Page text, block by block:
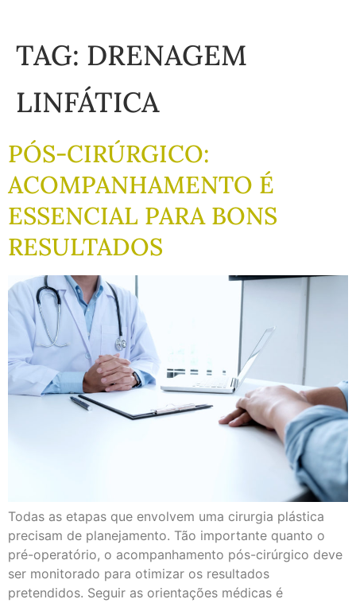
TAG: DRENAGEM
LINFÁTICA
PÓS-CIRÚRGICO:
ACOMPANHAMENTO É
ESSENCIAL PARA BONS
RESULTADOS
Todas as etapas que envolvem uma cirurgia plástica
precisam de planejamento. Tão importante quanto o
pré-operatório, o acompanhamento pós-cirúrgico deve
ser monitorado para otimizar os resultados
pretendidos. Seguir as orientações médicas é